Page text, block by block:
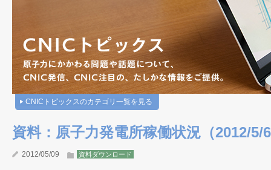
CNICトピックスのカテゴリ一覧を見る
資料：原子力発電所稼働状況（2012/5/
2012/05/09 資料ダウンロード